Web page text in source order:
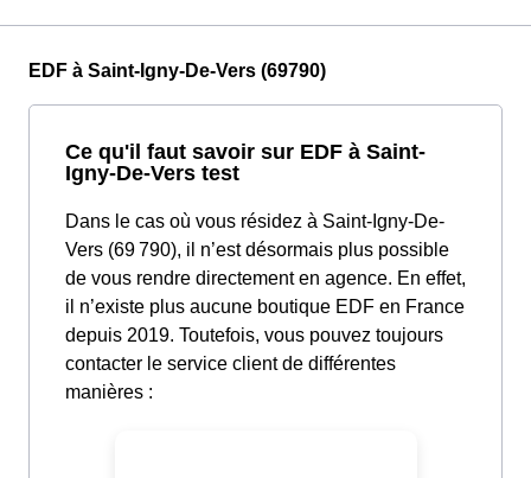
EDF à Saint-Igny-De-Vers (69790)
Ce qu'il faut savoir sur EDF à Saint-
Igny-De-Vers test
Dans le cas où vous résidez à Saint-Igny-De-
Vers (69 790), il n’est désormais plus possible
de vous rendre directement en agence. En effet,
il n’existe plus aucune boutique EDF en France
depuis 2019. Toutefois, vous pouvez toujours
contacter le service client de différentes
manières :